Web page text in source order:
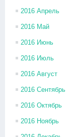
2016 Апрель
2016 Май
2016 Июнь
2016 Июль
2016 Август
2016 Сентябрь
2016 Октябрь
2016 Ноябрь